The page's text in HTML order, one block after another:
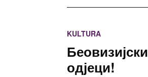
KULTURA
Беовизијски
одјеци!